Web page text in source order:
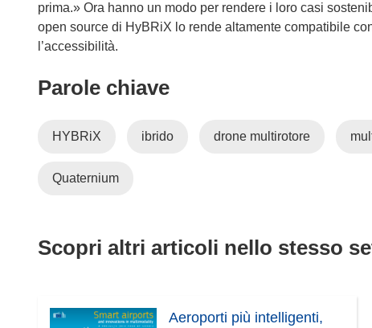
a
prima.» Ora hanno un modo per rendere i loro casi
open source di HyBRiX lo rende altamente compatibile
l’accessibilità.
Parole chiave
HYBRiX ibrido drone multirotore
Quaternium
Scopri altri articoli nello stesso
Aeroporti più intelligenti,